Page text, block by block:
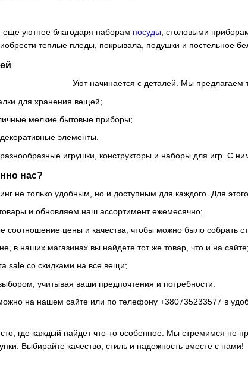
уютнее благодаря наборам посуды, столовыми
теплые пледы, покрывала, подушки и постельное
Уют начинается с деталей. Мы
для хранения вещей;
мелкие бытовые приборы;
элементы.
игрушки, конструкторы и наборы для игр. С
нас?
не только удобным, но и доступным для каждого. Для
и обновляем наш ассортимент ежемесячно;
соотношение цены и качества, чтобы можно было собрать
в наших магазинах вы найдете тот же товар, что и на сайте;
sale со скидками на все вещи;
учитывая ваши предпочтения и потребности.
на нашем сайте или по телефону +380735233577 в
где каждый найдет что-то особенное. Мы стремимся не
Выбирайте качество, стиль и надежность вместе с нами!